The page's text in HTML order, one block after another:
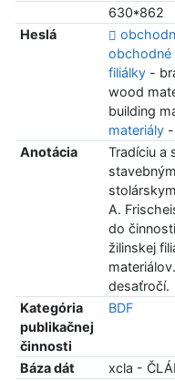
630*862
Heslá
obchodné
filiálky-
wood
building
materiály-
Anotácia
Tradíciu a
A.
do
žilinskej
desaťročí.
Kategória
publikačnej
činnosti
BDF
Báza dát
xcla -